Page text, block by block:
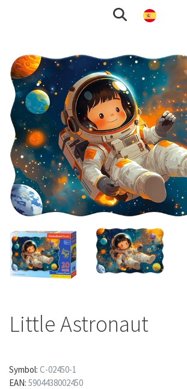
Little Astronaut
Symbol: C-02450-1
EAN: 5904438002450